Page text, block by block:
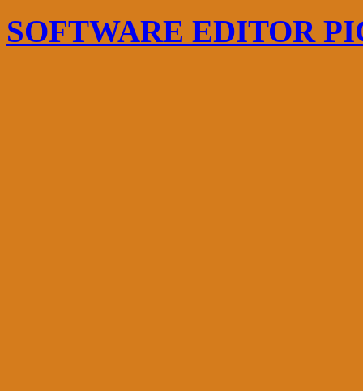
SOFTWARE EDITOR